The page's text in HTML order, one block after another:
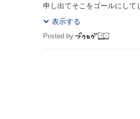
申し出てそこをゴールにして
表示する
Posted by